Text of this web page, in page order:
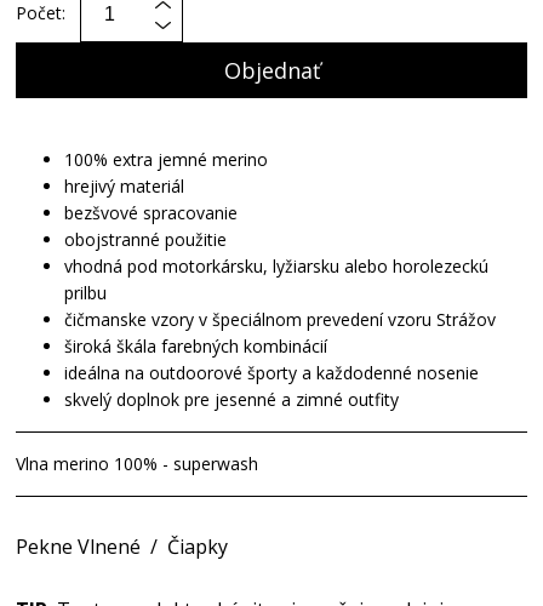
Počet:
Objednať
100% extra jemné merino
hrejivý materiál
bezšvové spracovanie
obojstranné použitie
vhodná pod motorkársku, lyžiarsku alebo horolezeckú
prilbu
čičmanske vzory v špeciálnom prevedení vzoru Strážov
široká škála farebných kombinácií
ideálna na outdoorové športy a každodenné nosenie
skvelý doplnok pre jesenné a zimné outfity
Vlna merino 100% - superwash
Pekne Vlnené / Čiapky